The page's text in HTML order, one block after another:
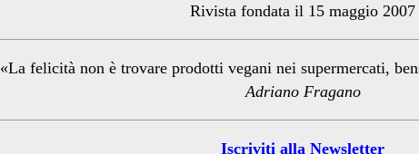
Rivista fondata il 15 maggio 2007
«La felicità non è trovare prodotti vegani nei supermercati,
Adriano Fragano
Iscriviti alla Newsletter